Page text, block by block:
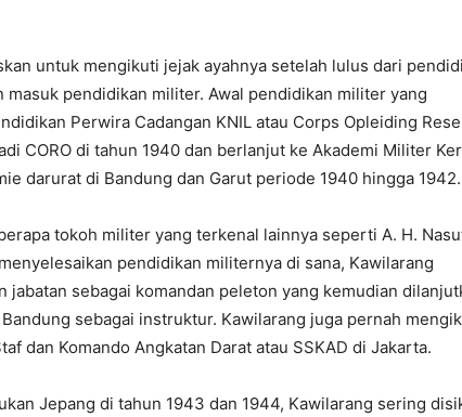
untuk mengikuti jejak ayahnya setelah lulus dari
pendidikan militer. Awal pendidikan militer yang
Perwira Cadangan KNIL atau Corps Opleiding
CORO di tahun 1940 dan berlanjut ke Akademi Militer
darurat di Bandung dan Garut periode 1940 hingga 1942.
tokoh militer yang terkenal lainnya seperti A. H.
pendidikan militernya di sana, Kawilarang
jabatan sebagai komandan peleton yang kemudian
sebagai instruktur. Kawilarang juga pernah
dan Komando Angkatan Darat atau SSKAD di Jakarta.
Jepang di tahun 1943 dan 1944, Kawilarang sering